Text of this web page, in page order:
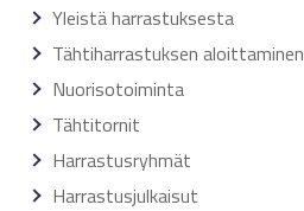
Yleistä harrastuksesta
Tähtiharrastuksen aloittaminen
Nuorisotoiminta
Tähtitornit
Harrastusryhmät
Harrastusjulkaisut